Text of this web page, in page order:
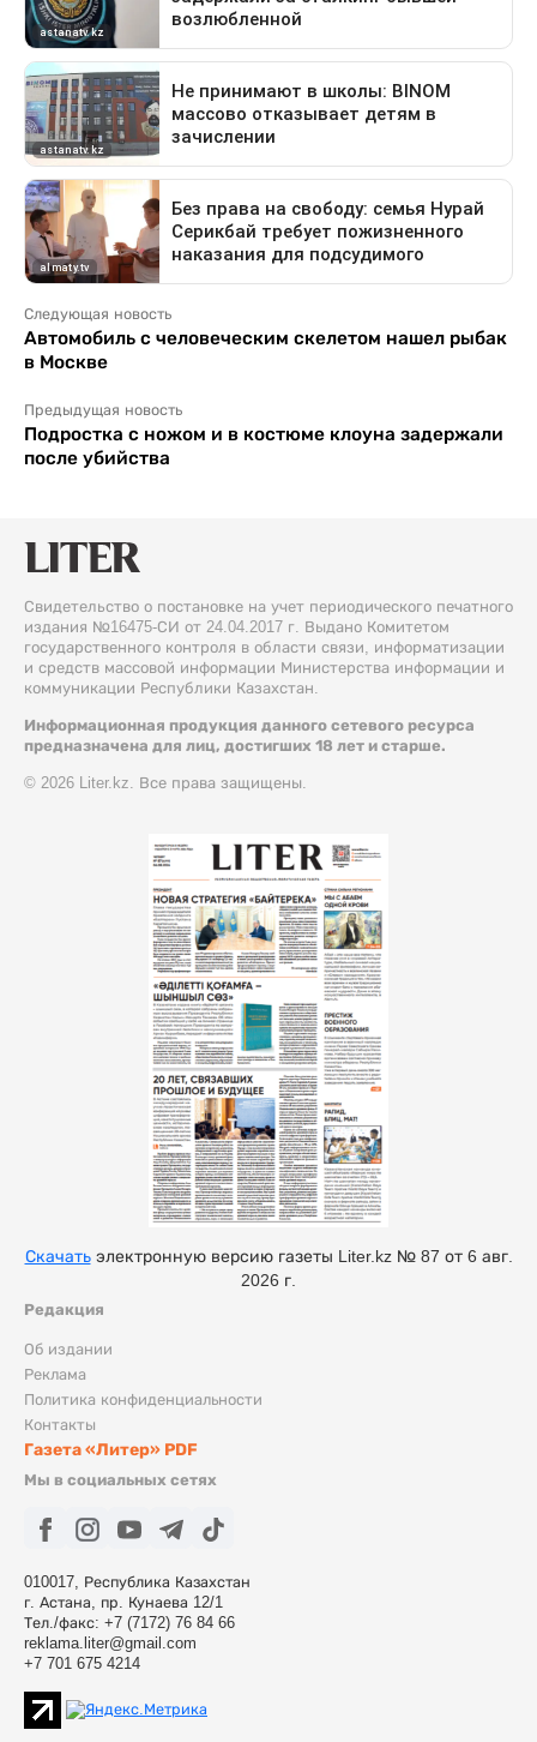
Следующая новость
Автомобиль с человеческим скелетом нашел рыбак
в Москве
Предыдущая новость
Подростка с ножом и в костюме клоуна задержали
после убийства
Свидетельство о постановке на учет периодического печатного
издания №16475-СИ от 24.04.2017 г. Выдано Комитетом
государственного контроля в области связи, информатизации
и средств массовой информации Министерства информации и
коммуникации Республики Казахстан.
Информационная продукция данного сетевого ресурса
предназначена для лиц, достигших 18 лет и старше.
© 2026 Liter.kz. Все права защищены.
Редакция
Об издании
Реклама
Политика конфиденциальности
Контакты
Газета «Литер» PDF
Мы в социальных сетях
010017, Республика Казахстан
г. Астана, пр. Кунаева 12/1
Тел./факс: +7 (7172) 76 84 66
reklama.liter@gmail.com
+7 701 675 4214
Скачатьэлектронную версию газеты Liter.kz № 87 от 6 авг.
2026 г.